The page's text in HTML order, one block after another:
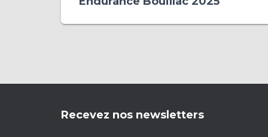
Recevez nos newsletters